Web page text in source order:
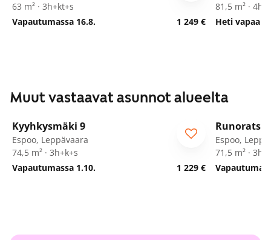
63 m² · 3h+kt+s
Vapautumassa 16.8.
1 249 €
81,5 m² ·
Heti vapaa
Muut vastaavat asunnot alueelta
Kyyhkysmäki 9
Espoo, Leppävaara
74,5 m² · 3h+k+s
Vapautumassa 1.10.
1 229 €
Espoo,
71,5 m² ·